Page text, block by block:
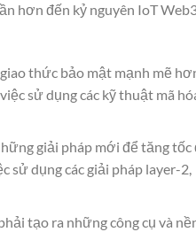
hơn đến kỷ nguyên IoT
thức bảo mật mạnh mẽ
sử dụng các kỹ thuật mã
giải pháp mới để tăng tốc
sử dụng các giải pháp layer-2,
tạo ra những công cụ và